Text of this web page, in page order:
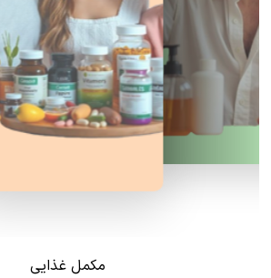
مکمل غذایی